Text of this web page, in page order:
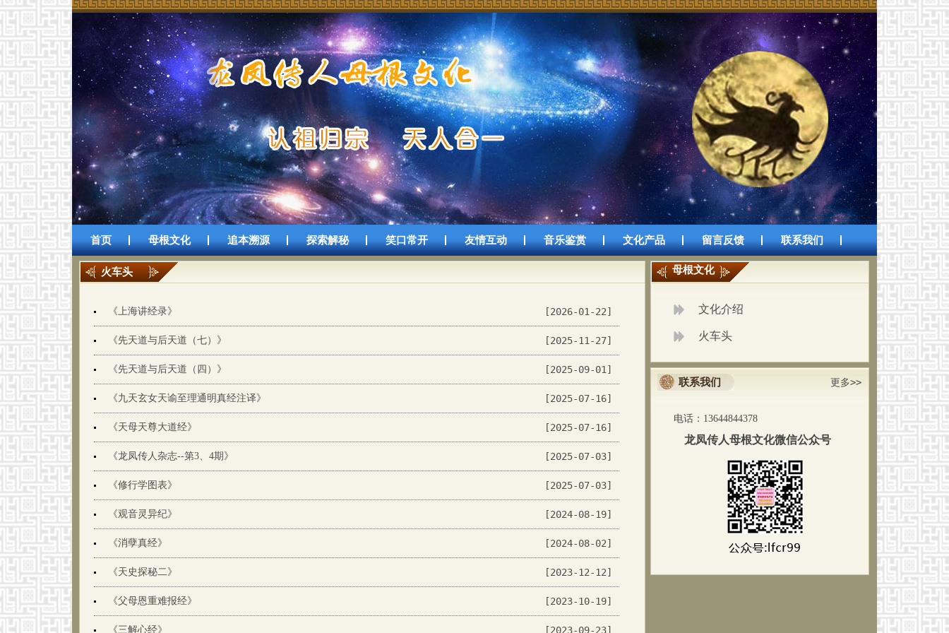
首页 母根文化 追本溯源 探索解秘 笑口常开 友情互动 音乐鉴赏 文化产品 留言反馈 联系我们
火车头
《上海讲经录》 [2026-01-22]
《先天道与后天道（七）》 [2025-11-27]
《先天道与后天道（四）》 [2025-09-01]
《九天玄女天谕至理通明真经注译》 [2025-07-16]
《天母天尊大道经》 [2025-07-16]
《龙凤传人杂志--第3、4期》 [2025-07-03]
《修行学图表》​ [2025-07-03]
《观音灵异纪》 [2024-08-19]
《消孽真经》 [2024-08-02]
《天史探秘二》 [2023-12-12]
《父母恩重难报经》 [2023-10-19]
《三解心经》 [2023-09-23]
母根文化
文化介绍
火车头
联系我们 更多>>
电话：13644844378
龙凤传人母根文化微信公众号